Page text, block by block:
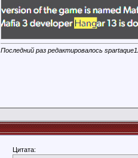
Последний раз редактировалось
Цитата: